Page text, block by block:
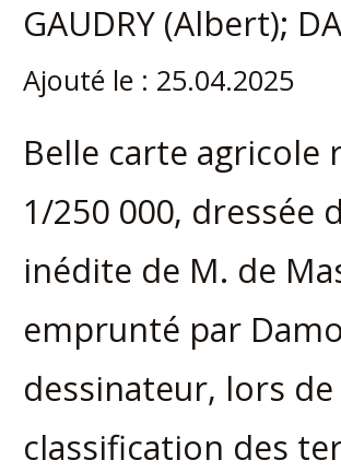
GAUDRY (Albert);
Ajouté le : 25.04.2025
Belle carte agricole
1/250 000, dressée
inédite de M. de
emprunté par
dessinateur, lors
classification des